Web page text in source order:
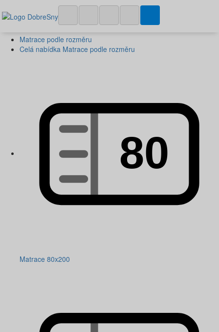
Matrace podle rozměru
Celá nabídka Matrace podle rozměru
Matrace 80x200